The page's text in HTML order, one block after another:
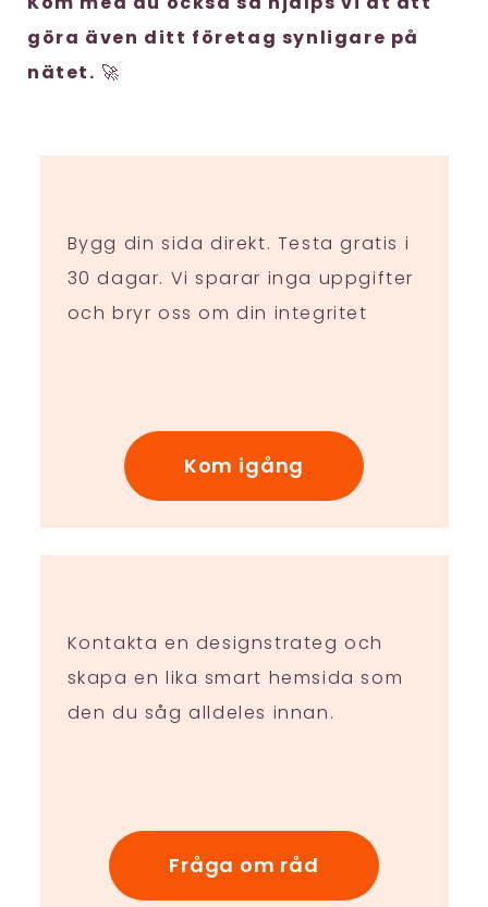
göra även ditt företag synligare på
nätet. 🚀
Bygg din sida direkt. Testa gratis i
30 dagar. Vi sparar inga uppgifter
och bryr oss om din integritet
Kom igång
Kontakta en designstrateg och
skapa en lika smart hemsida som
den du såg alldeles innan.
Fråga om råd